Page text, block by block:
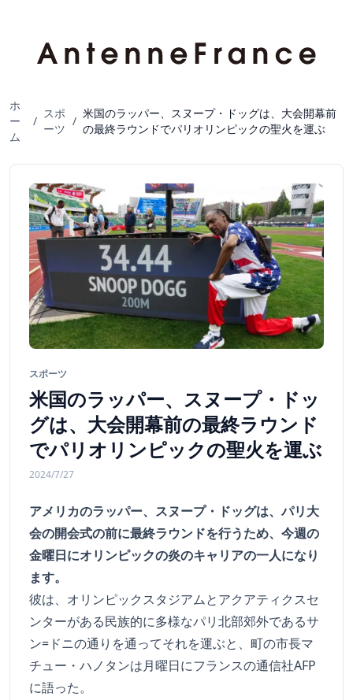
ホ
ー
ム
/
スポ
ーツ
/
米国のラッパー、スヌープ・ドッグは、大会開幕前
の最終ラウンドでパリオリンピックの聖火を運ぶ
スポーツ
米国のラッパー、スヌープ・ドッ
グは、大会開幕前の最終ラウンド
でパリオリンピックの聖火を運ぶ
2024/7/27
アメリカのラッパー、スヌープ・ドッグは、パリ大
会の開会式の前に最終ラウンドを行うため、今週の
金曜日にオリンピックの炎のキャリアの一人になり
ます。
彼は、オリンピックスタジアムとアクアティクスセ
ンターがある民族的に多様なパリ北部郊外であるサ
ン=ドニの通りを通ってそれを運ぶと、町の市長マ
チュー・ハノタンは月曜日にフランスの通信社AFP
に語った。